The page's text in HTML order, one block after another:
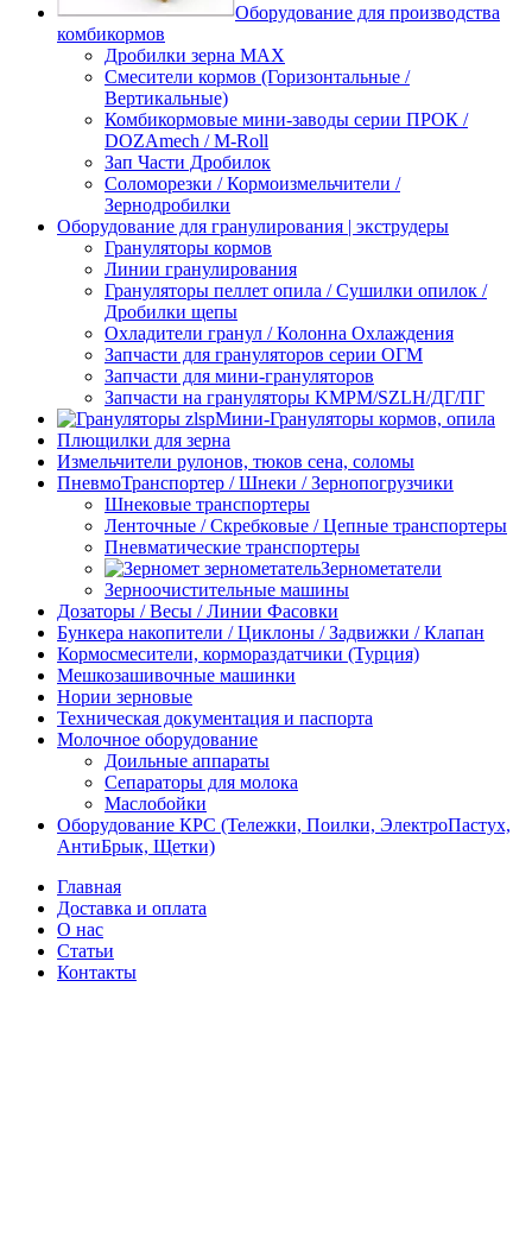
Оборудование для производства
комбикормов
Дробилки зерна МАХ
Смесители кормов (Горизонтальные /
Вертикальные)
Комбикормовые мини-заводы серии ПРОК /
DOZAmech / M-Roll
Зап Части Дробилок
Соломорезки / Кормоизмельчители /
Зернодробилки
Оборудование для гранулирования | экструдеры
Грануляторы кормов
Линии гранулирования
Грануляторы пеллет опила / Сушилки опилок /
Дробилки щепы
Охладители гранул / Колонна Охлаждения
Запчасти для грануляторов серии ОГМ
Запчасти для мини-грануляторов
Запчасти на грануляторы KMPM/SZLH/ДГ/ПГ
Мини-Грануляторы кормов, опила
Плющилки для зерна
Измельчители рулонов, тюков сена, соломы
ПневмоТранспортер / Шнеки / Зернопогрузчики
Шнековые транспортеры
Ленточные / Скребковые / Цепные транспортеры
Пневматические транспортеры
Зернометатели
Зерноочистительные машины
Дозаторы / Весы / Линии Фасовки
Бункера накопители / Циклоны / Задвижки / Клапан
Кормосмесители, кормораздатчики (Турция)
Мешкозашивочные машинки
Нории зерновые
Техническая документация и паспорта
Молочное оборудование
Доильные аппараты
Сепараторы для молока
Маслобойки
Оборудование КРС (Тележки, Поилки, ЭлектроПастух,
АнтиБрык, Щетки)
Главная
Доставка и оплата
О нас
Статьи
Контакты